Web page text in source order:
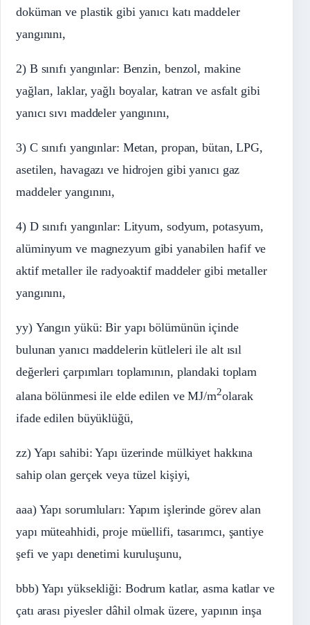
doküman ve plastik gibi yanıcı katı maddeler
yangınını,
2) B sınıfı yangınlar: Benzin, benzol, makine
yağları, laklar, yağlı boyalar, katran ve asfalt gibi
yanıcı sıvı maddeler yangınını,
3) C sınıfı yangınlar: Metan, propan, bütan, LPG,
asetilen, havagazı ve hidrojen gibi yanıcı gaz
maddeler yangınını,
4) D sınıfı yangınlar: Lityum, sodyum, potasyum,
alüminyum ve magnezyum gibi yanabilen hafif ve
aktif metaller ile radyoaktif maddeler gibi metaller
yangınını,
yy) Yangın yükü: Bir yapı bölümünün içinde
bulunan yanıcı maddelerin kütleleri ile alt ısıl
değerleri çarpımları toplamının, plandaki toplam
alana bölünmesi ile elde edilen ve MJ/m2olarak
ifade edilen büyüklüğü,
zz) Yapı sahibi: Yapı üzerinde mülkiyet hakkına
sahip olan gerçek veya tüzel kişiyi,
aaa) Yapı sorumluları: Yapım işlerinde görev alan
yapı müteahhidi, proje müellifi, tasarımcı, şantiye
şefi ve yapı denetimi kuruluşunu,
bbb) Yapı yüksekliği: Bodrum katlar, asma katlar ve
çatı arası piyesler dâhil olmak üzere, yapının inşa